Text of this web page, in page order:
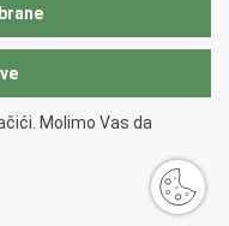
bilogorska.
Molimo Vas da